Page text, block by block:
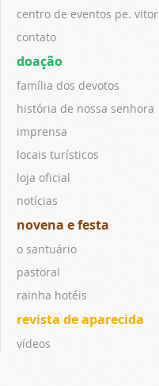
centro de eventos pe. vitor
contato
doação
família dos devotos
história de nossa senhora
imprensa
locais turísticos
loja oficial
notícias
novena e festa
o santuário
pastoral
rainha hotéis
revista de aparecida
vídeos